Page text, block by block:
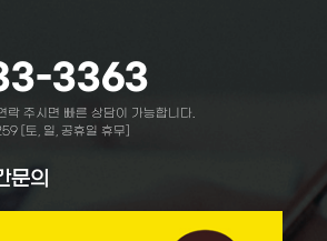
3363
락 주시면 빠른 상담이 가능합니다.
[토, 일, 공휴일 휴무]
문의